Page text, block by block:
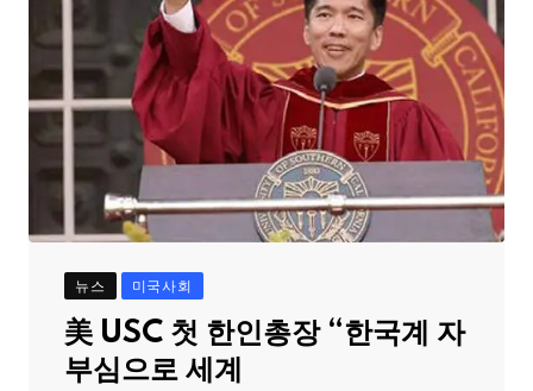
뉴스 미국사회
美 USC 첫 한인총장 “한국계 자
부심으로 세계